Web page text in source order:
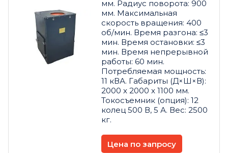
мм. Радиус поворота: 900
мм. Максимальная
скорость вращения: 400
об/мин. Время разгона: ≤3
мин. Время остановки: ≤3
мин. Время непрерывной
работы: 60 мин.
Потребляемая мощность:
11 кВА. Габариты (Д×Ш×В):
2000 x 2000 x 1100 мм.
Токосъемник (опция): 12
колец 500 В, 5 А. Вес: 2500
кг.
Цена по запросу